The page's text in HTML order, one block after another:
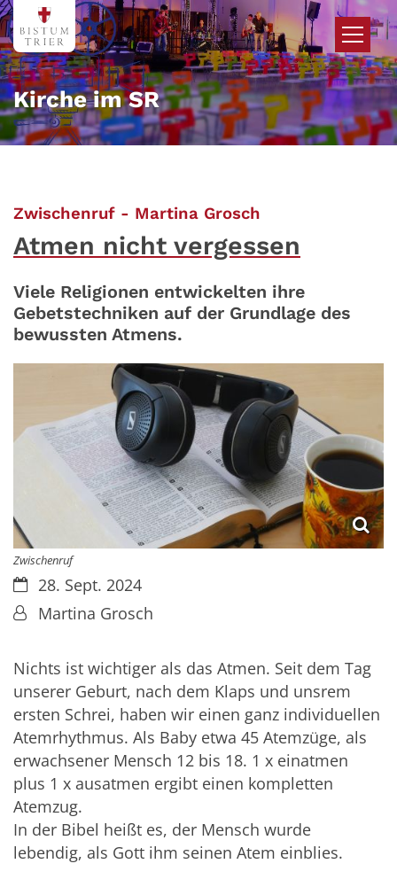
Zum Inhalt springen
Kirche im SR
Zwischenruf - Martina Grosch
Atmen nicht vergessen
Viele Religionen entwickelten ihre
Gebetstechniken auf der Grundlage des
bewussten Atmens.
Zwischenruf
Datum:28. Sept. 2024
Von:Martina Grosch
Nichts ist wichtiger als das Atmen. Seit dem Tag
unserer Geburt, nach dem Klaps und unsrem
ersten Schrei, haben wir einen ganz individuellen
Atemrhythmus. Als Baby etwa 45 Atemzüge, als
erwachsener Mensch 12 bis 18. 1 x einatmen
plus 1 x ausatmen ergibt einen kompletten
Atemzug.
In der Bibel heißt es, der Mensch wurde
lebendig, als Gott ihm seinen Atem einblies.